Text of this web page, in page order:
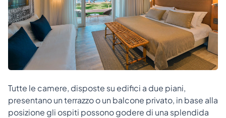
Tutte le camere, disposte su edifici a due piani,
presentano un terrazzo o un balcone privato, in base alla
posizione gli ospiti possono godere di una splendida